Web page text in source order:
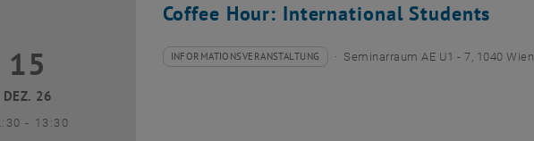
Coffee Hour: International Students
Dezember 2026
15
DEZ. 26
- bis
13:30
Veranstaltungstyp:
INFORMATIONSVERANSTALTUNG
Veranstaltungsort: Seminarraum AE U1 - 7, 1040 Wien